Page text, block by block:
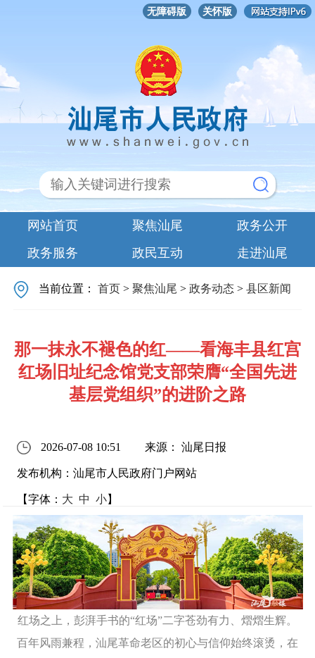
无障碍版 关怀版
网站首页 聚焦汕尾
政务公开
政务服务
政民互动 走进汕尾
当前位置：首页 >聚焦汕尾 >政务动态 >县区新闻
那一抹永不褪色的红——看海丰县红宫
红场旧址纪念馆党支部荣膺“全国先进
基层党组织”的进阶之路
2026-07-08 10:51 来源： 汕尾日报
发布机构：汕尾市人民政府门户网站
【字体： 大 中 小】
红场之上，彭湃手书的“红场”二字苍劲有力、熠熠生辉。
百年风雨兼程，汕尾革命老区的初心与信仰始终滚烫，在